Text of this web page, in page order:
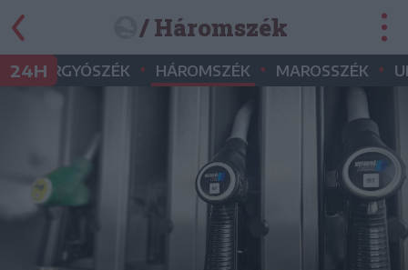
/ Háromszék
24H
• GYERGYÓSZÉK • HÁROMSZÉK • MAROSSZÉK •